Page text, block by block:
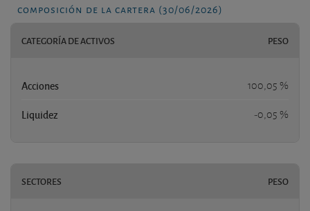
composición de la cartera (30/06/2026)
CATEGORÍA DE ACTIVOS PESO
Acciones 100,05 %
Liquidez -0,05 %
SECTORES PESO